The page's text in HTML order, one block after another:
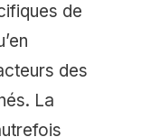
de
des
La